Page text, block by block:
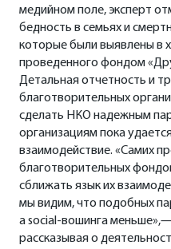
медийном поле, эксперт
бедность в семьях и
которые были выявлены в
проведенного фондом
Детальная отчетность и
благотворительных
сделать НКО надежным
организациям пока
взаимодействие. «Самих
благотворительных
сближать язык их
мы видим, что подобных
а social-вошинга
рассказывая о